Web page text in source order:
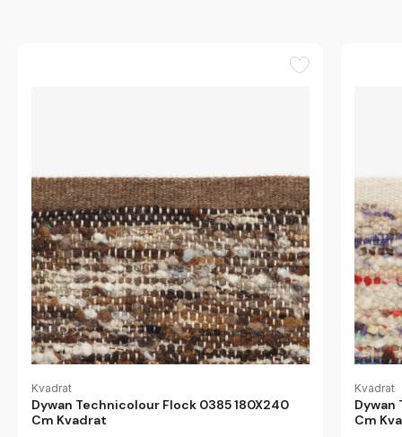
Kvadrat
Dywan Technicolour Flock 0385 180X240
Cm Kvadrat
Kvadrat
Dywan
Cm